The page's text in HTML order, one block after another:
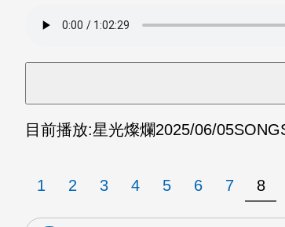
目前播放:星光燦爛2025/06/05
1 2 3 4 5 6 7 8